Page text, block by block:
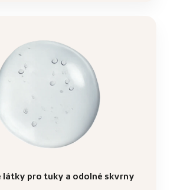
látky pro tuky a odolné skvrny